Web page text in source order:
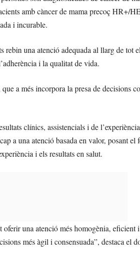
amb càncer de mama precoç HR+/
i incurable.
rebin una atenció adequada al llarg de tot
i la qualitat de vida.
a més incorpora la presa de decisions
clínics, assistencials i de
a una atenció basada en valor, posant el
i els resultats en salut.
oferir una atenció més homogènia,
més àgil i consensuada”, destaca el